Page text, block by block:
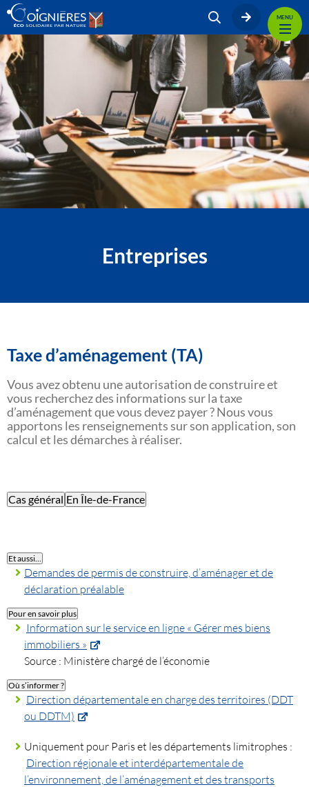
MENU
Entreprises
Taxe d’aménagement (TA)
Vous avez obtenu une autorisation de construire et
vous recherchez des informations sur la taxe
d’aménagement que vous devez payer ? Nous vous
apportons les renseignements sur son application, son
calcul et les démarches à réaliser.
Cas général En Île-de-France
Et aussi…
Demandes de permis de construire, d’aménager et de
déclaration préalable
Pour en savoir plus
Information sur le service en ligne « Gérer mes biens
immobiliers »
Source : Ministère chargé de l’économie
Où s’informer ?
Direction départementale en charge des territoires (DDT
ou DDTM)
Uniquement pour Paris et les départements limitrophes :
Direction régionale et interdépartementale de
l’environnement, de l’aménagement et des transports